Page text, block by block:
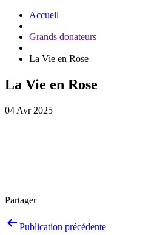
Accueil
Grands donateurs
La Vie en Rose
La Vie en Rose
04 Avr 2025
Partager
Navigation
Publication précédente